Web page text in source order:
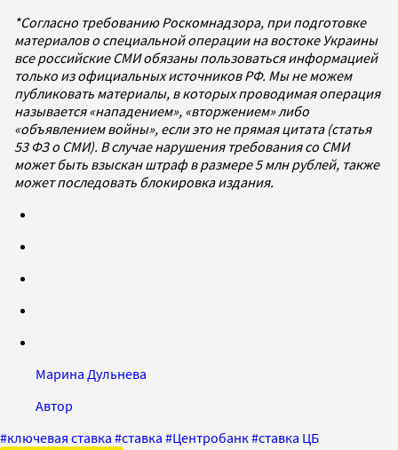
*Согласно требованию Роскомнадзора, при подготовке
материалов о специальной операции на востоке Украины
все российские СМИ обязаны пользоваться информацией
только из официальных источников РФ. Мы не можем
публиковать материалы, в которых проводимая операция
называется «нападением», «вторжением» либо
«объявлением войны», если это не прямая цитата (статья
53 ФЗ о СМИ). В случае нарушения требования со СМИ
может быть взыскан штраф в размере 5 млн рублей, также
может последовать блокировка издания.
Марина Дульнева
Автор
#ключевая ставка #ставка #Центробанк#ставка ЦБ